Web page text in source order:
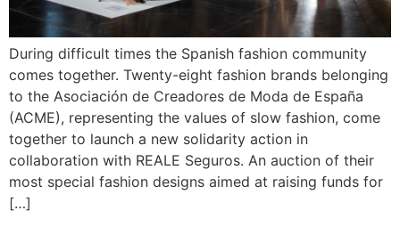
During difficult times the Spanish fashion community
comes together. Twenty-eight fashion brands belonging
to the Asociación de Creadores de Moda de España
(ACME), representing the values of slow fashion, come
together to launch a new solidarity action in
collaboration with REALE Seguros. An auction of their
most special fashion designs aimed at raising funds for
[…]